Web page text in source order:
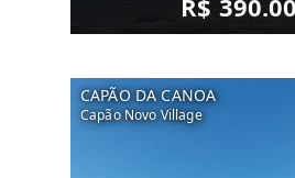
R$
CAPÃO DA CANOA
Capão Novo Village